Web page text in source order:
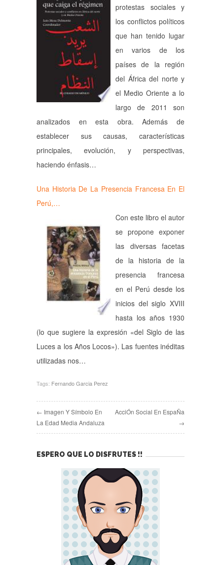
protestas sociales y
los conflictos políticos
que han tenido lugar
en varios de los
países de la región
del África del norte y
el Medio Oriente a lo
largo de 2011 son
analizados en esta obra. Además de
establecer sus causas, características
principales, evolución, y perspectivas,
haciendo énfasis…
Una Historia De La Presencia Francesa En El
Perú,…
Con este libro el autor
se propone exponer
las diversas facetas
de la historia de la
presencia francesa
en el Perú desde los
inicios del siglo XVIII
hasta los años 1930
(lo que sugiere la expresión «del Siglo de las
Luces a los Años Locos»). Las fuentes inéditas
utilizadas nos…
Tags: Fernando Garcia Perez
← Imagen Y Símbolo En
La Edad Media Andaluza
AcciÓn Social En EspaÑa
→
ESPERO QUE LO DISFRUTES !!